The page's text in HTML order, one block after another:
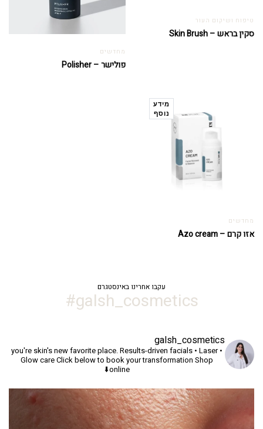
טיפוח ושיקום העור
סקין בראש – Skin Brush
מחדשים
פולישר – Polisher
מידע
נוסף
מחדשים
אזו קרם – Azo cream
עקבו אחרינו באינסטגרם
galsh_cosmetics#
galsh_cosmetics
you're skin's new favorite place.Results-driven facials • Laser •
Glow careClick below to book your transformation Shop
online⬇️